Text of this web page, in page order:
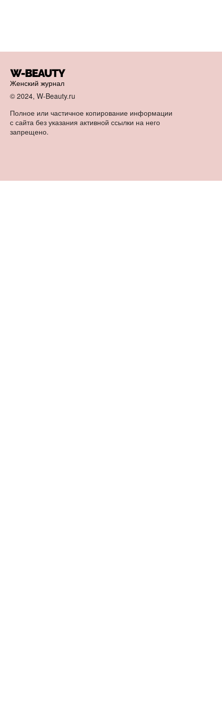
Женский журнал
© 2024, W-Beauty.ru
Полное или частичное копирование информации
с сайта без указания активной ссылки на него
запрещено.